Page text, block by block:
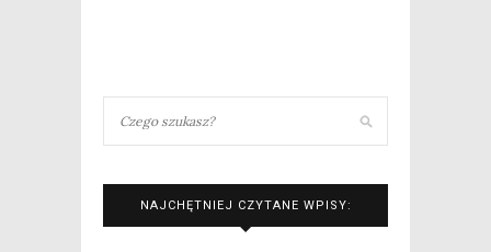
NAJCHĘTNIEJ CZYTANE WPISY: